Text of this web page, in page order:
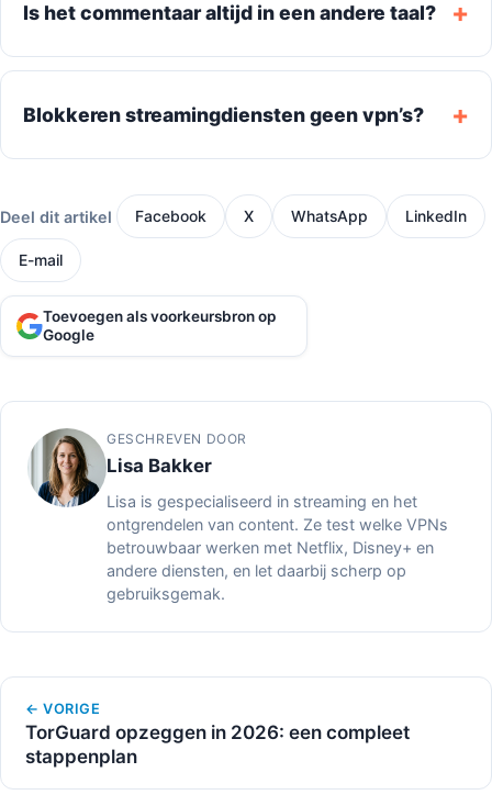
Is het commentaar altijd in een andere taal?
Blokkeren streamingdiensten geen vpn’s?
Deel dit artikel Facebook X WhatsApp LinkedIn
E-mail
Toevoegen als voorkeursbron op
Google
GESCHREVEN DOOR
Lisa Bakker
Lisa is gespecialiseerd in streaming en het
ontgrendelen van content. Ze test welke VPNs
betrouwbaar werken met Netflix, Disney+ en
andere diensten, en let daarbij scherp op
gebruiksgemak.
← VORIGE
TorGuard opzeggen in 2026: een compleet
stappenplan